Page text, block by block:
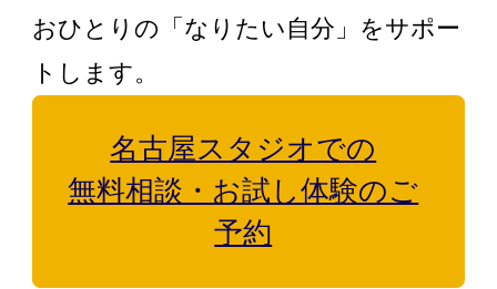
おひとりの「なりたい自分」をサポー
トします。
名古屋スタジオでの
無料相談・お試し体験のご
予約